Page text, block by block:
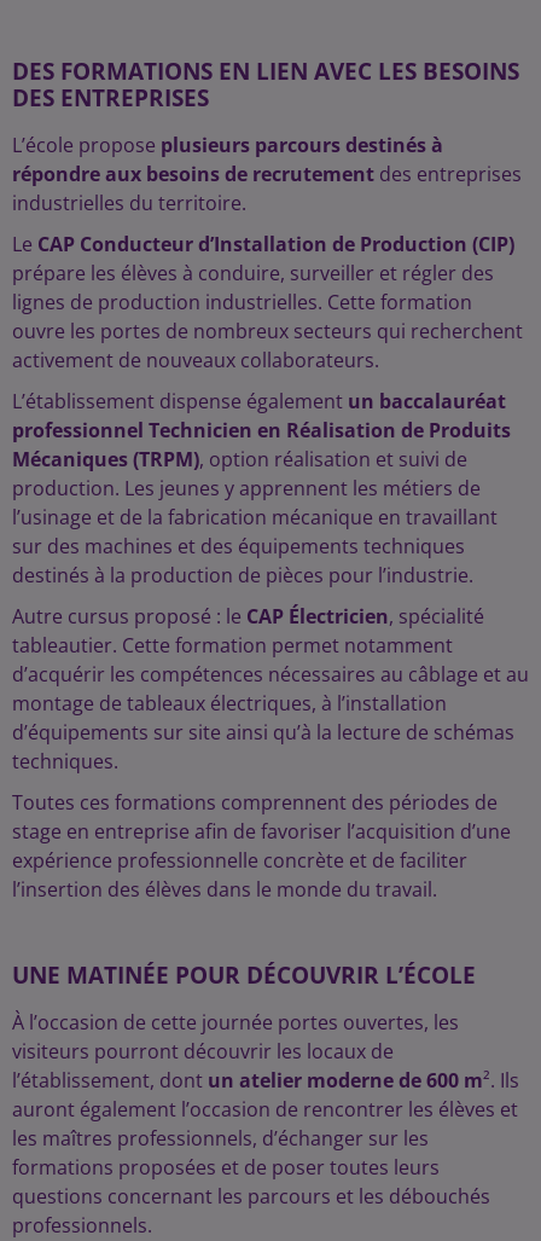
DES FORMATIONS EN LIEN AVEC LES BESOINS
DES ENTREPRISES
L’école propose plusieurs parcours destinés à
répondre aux besoins de recrutement des entreprises
industrielles du territoire.
Le CAP Conducteur d’Installation de Production (CIP)
prépare les élèves à conduire, surveiller et régler des
lignes de production industrielles. Cette formation
ouvre les portes de nombreux secteurs qui recherchent
activement de nouveaux collaborateurs.
L’établissement dispense également un baccalauréat
professionnel Technicien en Réalisation de Produits
Mécaniques (TRPM), option réalisation et suivi de
production. Les jeunes y apprennent les métiers de
l’usinage et de la fabrication mécanique en travaillant
sur des machines et des équipements techniques
destinés à la production de pièces pour l’industrie.
Autre cursus proposé : le CAP Électricien, spécialité
tableautier. Cette formation permet notamment
d’acquérir les compétences nécessaires au câblage et au
montage de tableaux électriques, à l’installation
d’équipements sur site ainsi qu’à la lecture de schémas
techniques.
Toutes ces formations comprennent des périodes de
stage en entreprise afin de favoriser l’acquisition d’une
expérience professionnelle concrète et de faciliter
l’insertion des élèves dans le monde du travail.
UNE MATINÉE POUR DÉCOUVRIR L’ÉCOLE
À l’occasion de cette journée portes ouvertes, les
visiteurs pourront découvrir les locaux de
l’établissement, dont un atelier moderne de 600 m². Ils
auront également l’occasion de rencontrer les élèves et
les maîtres professionnels, d’échanger sur les
formations proposées et de poser toutes leurs
questions concernant les parcours et les débouchés
professionnels.